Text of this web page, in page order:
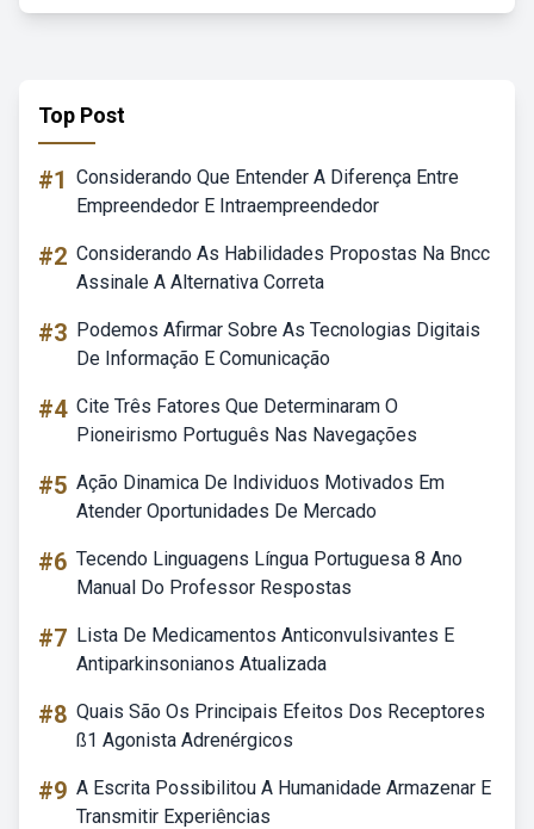
Top Post
#1 Considerando Que Entender A Diferença Entre
Empreendedor E Intraempreendedor
#2 Considerando As Habilidades Propostas Na Bncc
Assinale A Alternativa Correta
#3 Podemos Afirmar Sobre As Tecnologias Digitais
De Informação E Comunicação
#4 Cite Três Fatores Que Determinaram O
Pioneirismo Português Nas Navegações
#5 Ação Dinamica De Individuos Motivados Em
Atender Oportunidades De Mercado
#6 Tecendo Linguagens Língua Portuguesa 8 Ano
Manual Do Professor Respostas
#7 Lista De Medicamentos Anticonvulsivantes E
Antiparkinsonianos Atualizada
#8 Quais São Os Principais Efeitos Dos Receptores
ß1 Agonista Adrenérgicos
#9 A Escrita Possibilitou A Humanidade Armazenar E
Transmitir Experiências